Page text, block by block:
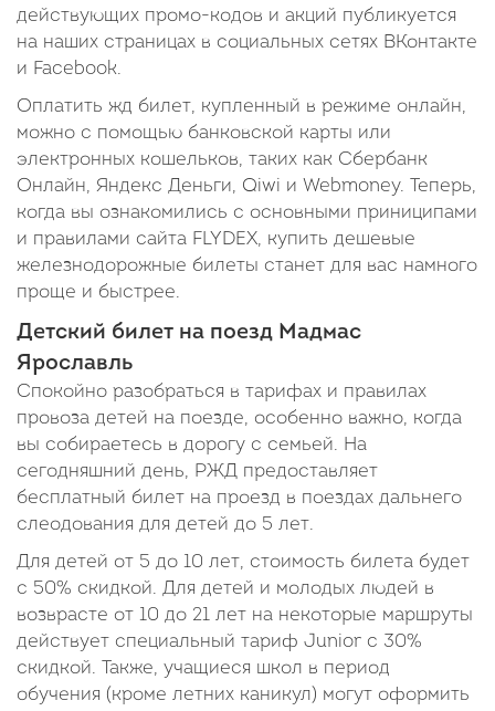
действующих промо-кодов и акций публикуется
на наших страницах в социальных сетях ВКонтакте
и Facebook.
Оплатить жд билет, купленный в режиме онлайн,
можно с помощью банковской карты или
электронных кошельков, таких как Сбербанк
Онлайн, Яндекс Деньги, Qiwi и Webmoney. Теперь,
когда вы ознакомились с основными приниципами
и правилами сайта FLYDEX, купить дешевые
железнодорожные билеты станет для вас намного
проще и быстрее.
Детский билет на поезд Мадмас
Ярославль
Спокойно разобраться в тарифах и правилах
провоза детей на поезде, особенно важно, когда
вы собираетесь в дорогу с семьей. На
сегодняшний день, РЖД предоставляет
бесплатный билет на проезд в поездах дальнего
слеодования для детей до 5 лет.
Для детей от 5 до 10 лет, стоимость билета будет
с 50% скидкой. Для детей и молодых людей в
возврасте от 10 до 21 лет на некоторые маршруты
действует специальный тариф Junior c 30%
скидкой. Также, учащиеся школ в период
обучения (кроме летних каникул) могут оформить